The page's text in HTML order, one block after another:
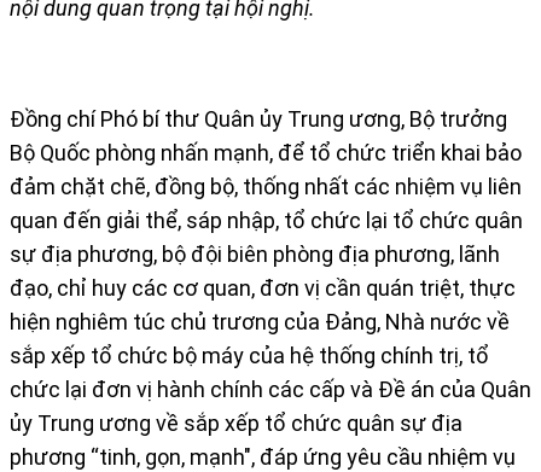
nội dung quan trọng tại hội nghị.
Đồng chí Phó bí thư Quân ủy Trung ương, Bộ trưởng
Bộ Quốc phòng nhấn mạnh, để tổ chức triển khai bảo
đảm chặt chẽ, đồng bộ, thống nhất các nhiệm vụ liên
quan đến giải thể, sáp nhập, tổ chức lại tổ chức quân
sự địa phương, bộ đội biên phòng địa phương, lãnh
đạo, chỉ huy các cơ quan, đơn vị cần quán triệt, thực
hiện nghiêm túc chủ trương của Đảng, Nhà nước về
sắp xếp tổ chức bộ máy của hệ thống chính trị, tổ
chức lại đơn vị hành chính các cấp và Đề án của Quân
ủy Trung ương về sắp xếp tổ chức quân sự địa
phương “tinh, gọn, mạnh", đáp ứng yêu cầu nhiệm vụ